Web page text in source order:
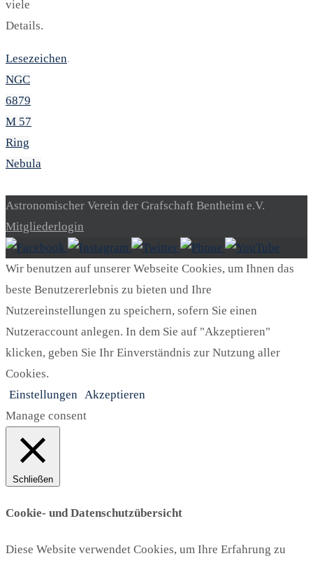
viele
Details.
Lesezeichen.
NGC
6879
M 57
Ring
Nebula
Astronomischer Verein der Grafschaft Bentheim e.V.
Mitgliederlogin
Wir benutzen auf unserer Webseite Cookies, um Ihnen das
beste Benutzererlebnis zu bieten und Ihre
Nutzereinstellungen zu speichern, sofern Sie einen
Nutzeraccount anlegen. In dem Sie auf "Akzeptieren"
klicken, geben Sie Ihr Einverständnis zur Nutzung aller
Cookies.
Einstellungen Akzeptieren
Manage consent
Schließen
Cookie- und Datenschutzübersicht
Diese Website verwendet Cookies, um Ihre Erfahrung zu